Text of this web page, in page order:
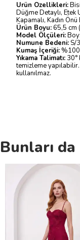
Ürün Özellikleri:
Düğme Detaylı, Etek
Kapamalı, Kadın Önü
Ürün Boyu:65,5 cm
Model Ölçüleri:
Numune Bedeni: S/
Kumaş İçeriği:
Yıkama Talimatı:30°
temizleme
kullanılmaz.
Bunları